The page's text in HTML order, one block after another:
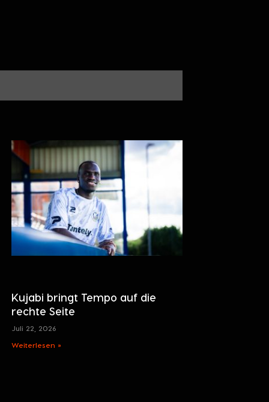
Kujabi bringt Tempo auf die
rechte Seite
Juli 22, 2026
Weiterlesen »